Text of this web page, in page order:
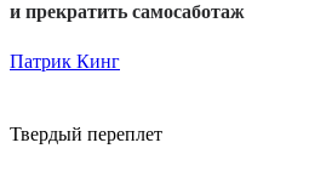
и прекратить самосаботаж
Патрик Кинг
Твердый переплет